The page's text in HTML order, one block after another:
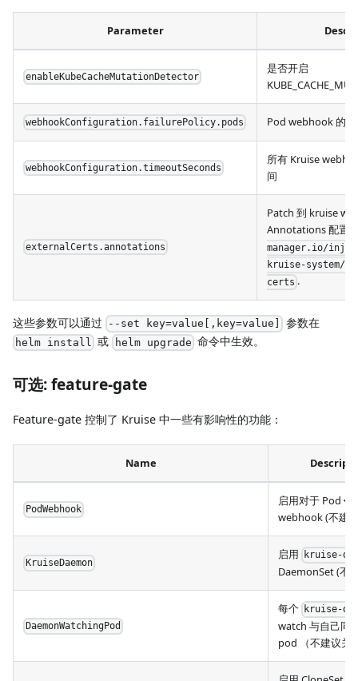
Parameter
enableKubeCacheMutationDetector
是否开启
webhookConfiguration.failurePolicy.pods Pod webhook 的
webhookConfiguration.timeoutSeconds
所有 Kruise
间
externalCerts.annotations
Patch 到 kruise
Annotations 配置
manager.io/
kruise-system/
certs .
这些参数可以通过 --set key=value[,key=value] 参数在
helm install 或 helm upgrade 命令中生效。
可选: feature-gate
Feature-gate 控制了 Kruise 中一些有影响性的功能：
Name
PodWebhook
启用对于 Pod 创
webhook (不建
KruiseDaemon
启用 kruise-
DaemonSet (不
DaemonWatchingPod
每个 kruise-
watch 与自己同
pod （不建议关